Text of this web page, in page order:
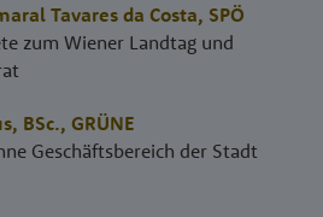
Tavares da Costa, SPÖ
zum Wiener Landtag und
BSc., GRÜNE
Geschäftsbereich der Stadt